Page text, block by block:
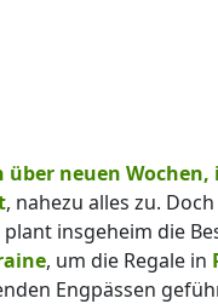
neuen
, nahezu alles zu.
plant insgeheim die
, um die Regale in
Engpässen